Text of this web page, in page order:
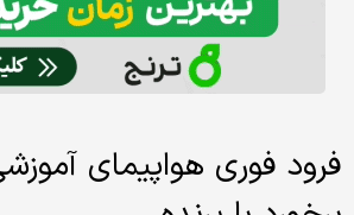
فرود فوری هواپیمای